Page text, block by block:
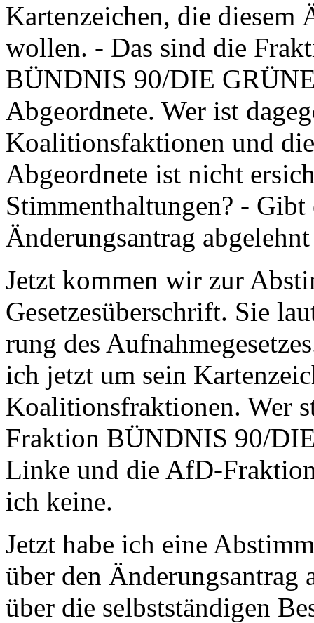
Kartenzeichen, die diesem
wollen. - Das sind die
BÜNDNIS 90/DIE
Abgeordnete. Wer ist
Koalitionsfaktionen und
Abgeordnete ist nicht
Stimmenthaltungen? -
Änderungsantrag
Jetzt kommen wir zur
Gesetzesüberschrift. Sie
rung des
ich jetzt um sein
Koalitionsfraktionen. Wer
Fraktion BÜNDNIS 90/
Linke und die AfD-
ich keine.
Jetzt habe ich eine
über den Änderungsantrag
über die selbstständigen